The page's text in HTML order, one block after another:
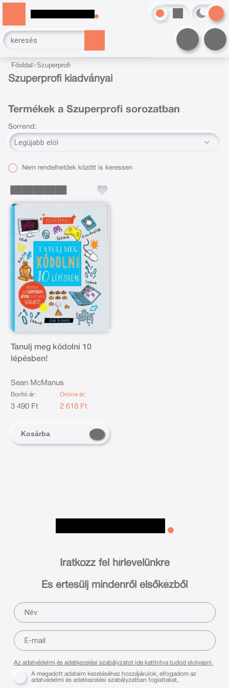
Főoldal Szuperprofi
Szuperprofi kiadványai
Termékek a Szuperprofi sorozatban
Sorrend:
Nem rendelhetőek között is keressen
Tanulj meg kódolni 10
lépésben!
Sean McManus
Borító ár:
3 490 Ft
Online ár:
2 618 Ft
Kosárba
Iratkozz fel hírlevelünkre
És értesülj mindenről elsőkézből
Az adatvédelmi és adatkezelési szabályzatot ide kattintva tudod elolvasni.
A megadott adataim kezeléséhez hozzájárulok, elfogadom az
adatvédelmi és adatkezelési szabályzatban foglaltakat,